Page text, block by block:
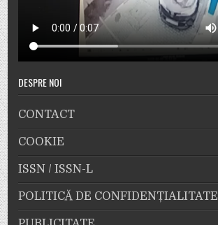
DESPRE NOI
CONTACT
COOKIE
ISSN / ISSN-L
POLITICĂ DE CONFIDENȚIALITATE